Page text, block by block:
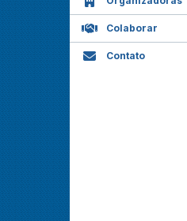
Colaborar
Contato